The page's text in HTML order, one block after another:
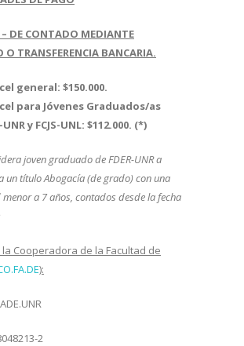
DE CONTADO MEDIANTE
O TRANSFERENCIA BANCARIA.
general: $150.000.
para Jóvenes Graduados/as
UNR y FCJS-UNL: $112.000. (*)
joven graduado de FDER-UNR a
un título Abogacía (de grado) con una
a 7 años, contados desde la fecha
Cooperadora de la Facultad de
):
2